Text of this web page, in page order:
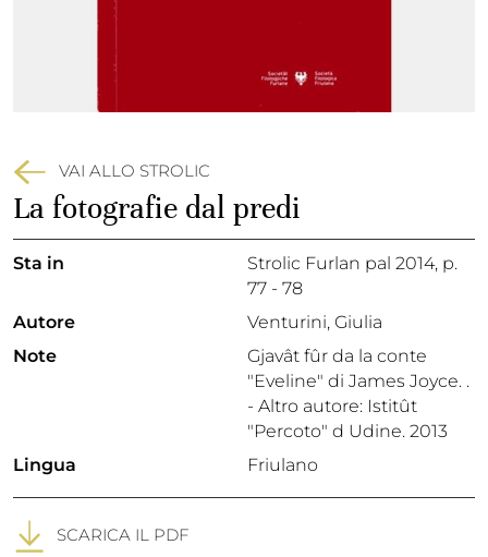
VAI ALLO STROLIC
La fotografie dal predi
Sta in Strolic Furlan pal 2014, p.
77 - 78
Autore
Venturini, Giulia
Note
Gjavât fûr da la conte
"Eveline" di James Joyce. .
- Altro autore: Istitût
"Percoto" d Udine. 2013
Lingua
Friulano
SCARICA IL PDF